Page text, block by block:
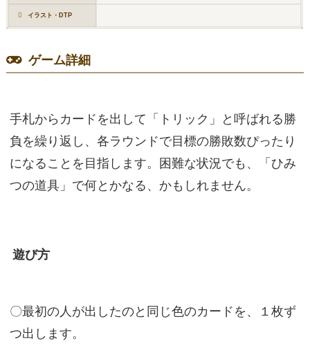
イラスト・DTP
ゲーム詳細
手札からカードを出して「トリック」と呼ばれる勝
負を繰り返し、各ラウンドで目標の勝敗数ぴったり
になることを目指します。困難な状況でも、「ひみ
つの道具」で何とかなる、かもしれません。
遊び方
〇最初の人が出したのと同じ色のカードを、１枚ず
つ出します。